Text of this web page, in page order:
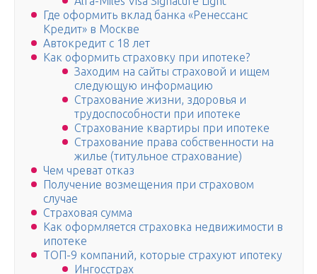
Где оформить вклад банка «Ренессанс
Кредит» в Москве
Автокредит с 18 лет
Как оформить страховку при ипотеке?
Заходим на сайты страховой и ищем
следующую информацию
Страхование жизни, здоровья и
трудоспособности при ипотеке
Страхование квартиры при ипотеке
Страхование права собственности на
жилье (титульное страхование)
Чем чреват отказ
Получение возмещения при страховом
случае
Страховая сумма
Как оформляется страховка недвижимости в
ипотеке
ТОП-9 компаний, которые страхуют ипотеку
Ингосстрах